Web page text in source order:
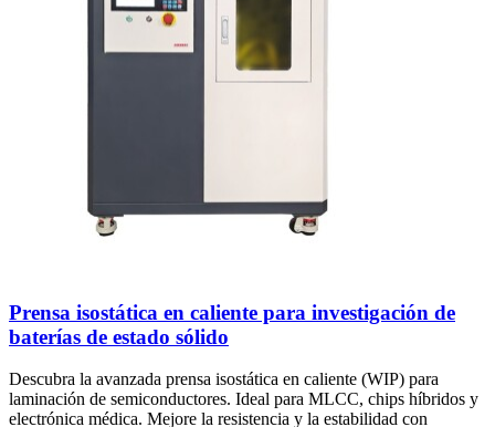
Prensa isostática en caliente para investigación de
baterías de estado sólido
Descubra la avanzada prensa isostática en caliente (WIP) para
laminación de semiconductores. Ideal para MLCC, chips híbridos y
electrónica médica. Mejore la resistencia y la estabilidad con